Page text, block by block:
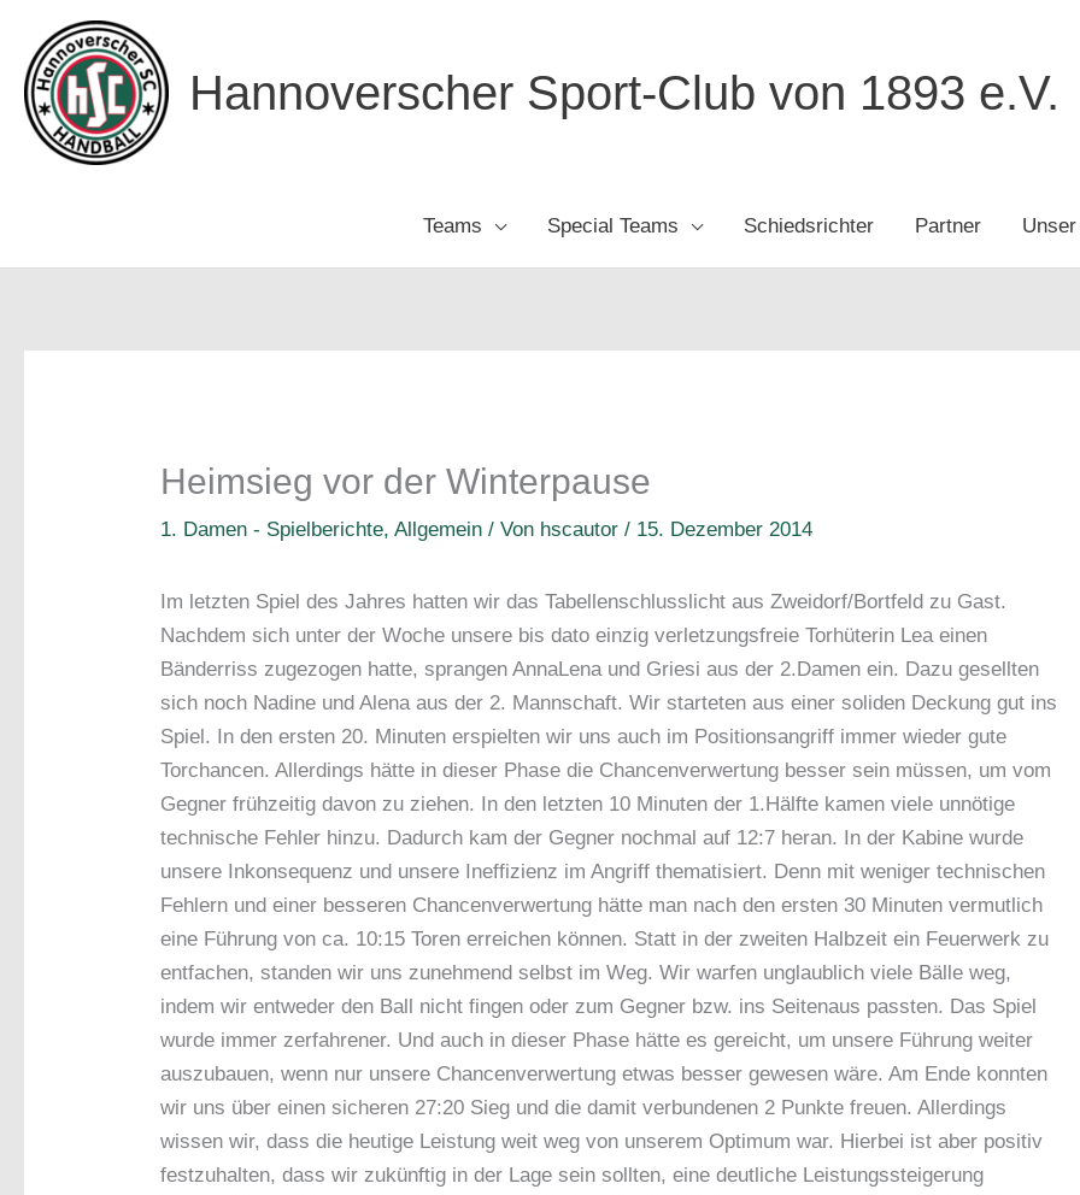
Inhalt
springen
Hannoverscher Sport-Club von 1893 e.V.
Teams Special Teams Schiedsrichter Partner
Heimsieg vor der Winterpause
1. Damen - Spielberichte,Allgemein / Von hscautor/ 15. Dezember 2014
Im letzten Spiel des Jahres hatten wir das Tabellenschlusslicht aus Zweidorf/Bortfeld zu Gast.
Nachdem sich unter der Woche unsere bis dato einzig verletzungsfreie Torhüterin Lea einen
Bänderriss zugezogen hatte, sprangen Anna­Lena und Griesi aus der 2.Damen ein. Dazu gesellten
sich noch Nadine und Alena aus der 2. Mannschaft. Wir starteten aus einer soliden Deckung gut ins
Spiel. In den ersten 20. Minuten erspielten wir uns auch im Positionsangriff immer wieder gute
Torchancen. Allerdings hätte in dieser Phase die Chancenverwertung besser sein müssen, um vom
Gegner frühzeitig davon zu ziehen. In den letzten 10 Minuten der 1.Hälfte kamen viele unnötige
technische Fehler hinzu. Dadurch kam der Gegner nochmal auf 12:7 heran. In der Kabine wurde
unsere Inkonsequenz und unsere Ineffizienz im Angriff thematisiert. Denn mit weniger technischen
Fehlern und einer besseren Chancenverwertung hätte man nach den ersten 30 Minuten vermutlich
eine Führung von ca. 10:­15 Toren erreichen können. Statt in der zweiten Halbzeit ein Feuerwerk zu
entfachen, standen wir uns zunehmend selbst im Weg. Wir warfen unglaublich viele Bälle weg,
indem wir entweder den Ball nicht fingen oder zum Gegner bzw. ins Seitenaus passten. Das Spiel
wurde immer zerfahrener. Und auch in dieser Phase hätte es gereicht, um unsere Führung weiter
auszubauen, wenn nur unsere Chancenverwertung etwas besser gewesen wäre. Am Ende konnten
wir uns über einen sicheren 27:20 Sieg und die damit verbundenen 2 Punkte freuen. Allerdings
wissen wir, dass die heutige Leistung weit weg von unserem Optimum war. Hierbei ist aber positiv
festzuhalten, dass wir zukünftig in der Lage sein sollten, eine deutliche Leistungssteigerung